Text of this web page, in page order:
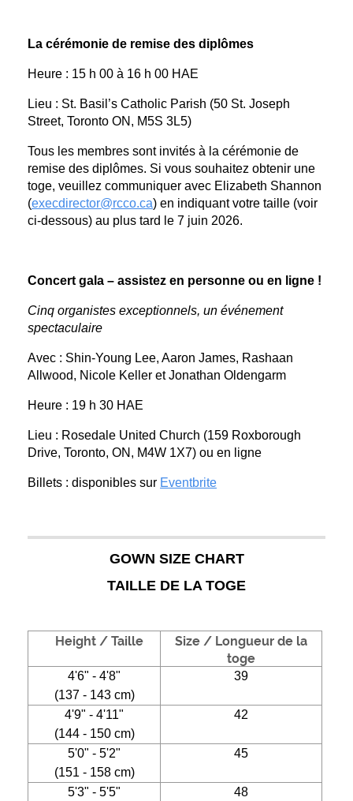
La cérémonie de remise des diplômes
Heure : 15 h 00 à 16 h 00 HAE
Lieu : St. Basil’s Catholic Parish (50 St. Joseph
Street, Toronto ON, M5S 3L5)
Tous les membres sont invités à la cérémonie de
remise des diplômes. Si vous souhaitez obtenir une
toge, veuillez communiquer avec Elizabeth Shannon
(execdirector@rcco.ca) en indiquant votre taille (voir
ci-dessous) au plus tard le 7 juin 2026.
Concert gala – assistez en personne ou en ligne !
Cinq organistes exceptionnels, un événement
spectaculaire
Avec : Shin-Young Lee, Aaron James, Rashaan
Allwood, Nicole Keller et Jonathan Oldengarm
Heure : 19 h 30 HAE
Lieu : Rosedale United Church (159 Roxborough
Drive, Toronto, ON, M4W 1X7) ou en ligne
Billets : disponibles sur Eventbrite
GOWN SIZE CHART
TAILLE DE LA TOGE
Height / Taille
Size / Longueur de la
toge
4'6" - 4'8"
(137 - 143 cm)
39
4'9" - 4'11"
(144 - 150 cm)
42
5'0" - 5'2"
(151 - 158 cm)
45
5'3" - 5'5"
48